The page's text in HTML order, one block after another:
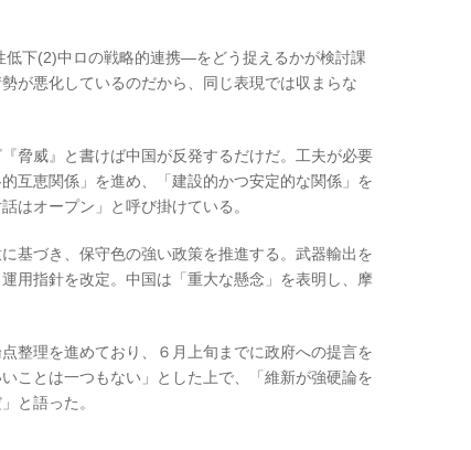
下(2)中ロの戦略的連携―をどう捉えるかが検討課
が悪化しているのだから、同じ表現では収まらな
脅威』と書けば中国が反発するだけだ。工夫が必要
互恵関係」を進め、「建設的かつ安定的な関係」を
はオープン」と呼び掛けている。
基づき、保守色の強い政策を推進する。武器輸出を
運用指針を改定。中国は「重大な懸念」を表明し、摩
整理を進めており、６月上旬までに政府への提言を
ことは一つもない」とした上で、「維新が強硬論を
と語った。